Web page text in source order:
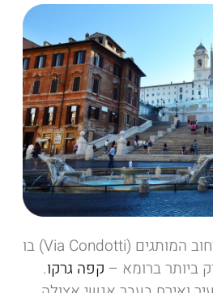
מול המדרגות נמצא רחוב המותגים (Via Condotti) בו
ביותר ברומא – קפה גרקו.